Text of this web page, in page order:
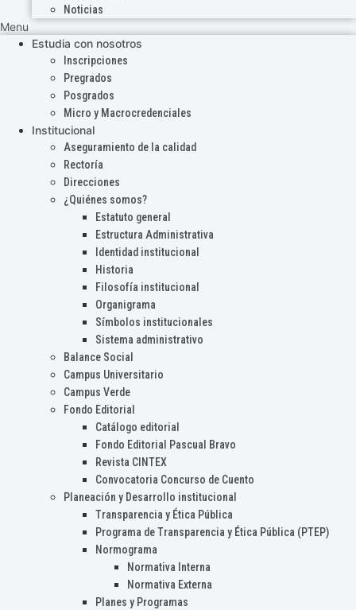
Noticias
Menu
Estudia con nosotros
Inscripciones
Pregrados
Posgrados
Micro y Macrocredenciales
Institucional
Aseguramiento de la calidad
Rectoría
Direcciones
¿Quiénes somos?
Estatuto general
Estructura Administrativa
Identidad institucional
Historia
Filosofía institucional
Organigrama
Símbolos institucionales
Sistema administrativo
Balance Social
Campus Universitario
Campus Verde
Fondo Editorial
Catálogo editorial
Fondo Editorial Pascual Bravo
Revista CINTEX
Convocatoria Concurso de Cuento
Planeación y Desarrollo institucional
Transparencia y Ética Pública
Programa de Transparencia y Ética Pública (PTEP)
Normograma
Normativa Interna
Normativa Externa
Planes y Programas